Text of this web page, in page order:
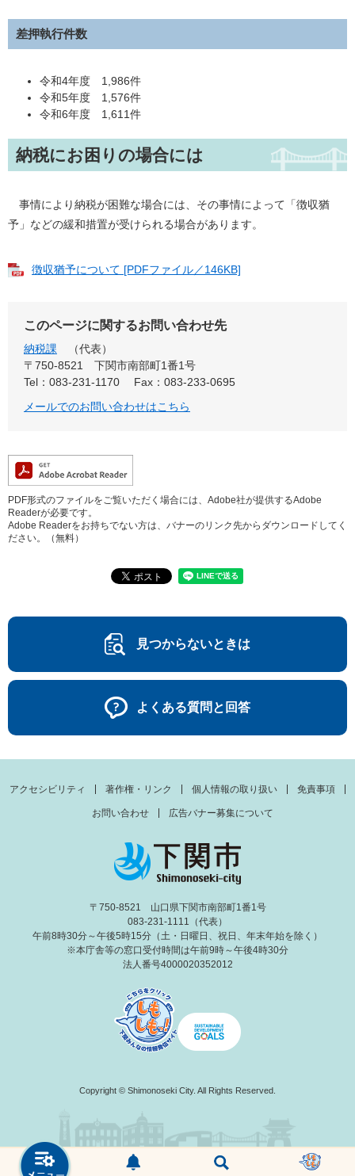
差押執行件数
令和4年度 1,986件
令和5年度 1,576件
令和6年度 1,611件
納税にお困りの場合には
事情により納税が困難な場合には、その事情によって「徴収猶
予」などの緩和措置が受けられる場合があります。
徴収猶予について [PDFファイル／146KB]
このページに関するお問い合わせ先
納税課
代表
〒750-8521
下関市南部町1番1号
Tel：083-231-1170
Fax：083-233-0695
メールでのお問い合わせはこちら
PDF形式のファイルをご覧いただく場合には、Adobe社が提供するAdobe
Readerが必要です。
Adobe Readerをお持ちでない方は、バナーのリンク先からダウンロードしてく
ださい。（無料）
見つからないときは
よくある質問と回答
アクセシビリティ 著作権・リンク 個人情報の取り扱い 免責事項
お問い合わせ 広告バナー募集について
〒750-8521 山口県下関市南部町1番1号
083-231-1111（代表）
午前8時30分～午後5時15分（土・日曜日、祝日、年末年始を除く）
※本庁舎等の窓口受付時間は午前9時～午後4時30分
法人番号4000020352012
Copyright © Shimonoseki City. All Rights Reserved.